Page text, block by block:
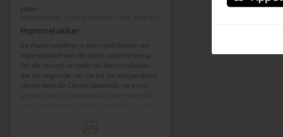
208m
Mammelokker
De Mammelokker is een reliëf boven de
ingangspoort van de oude cipierswoning.
Op de voorgevel prijkt de Mammelokker,
die de legende van de tot de hongerdood
veroordeelde Cimon uitbeeldt. Hij werd